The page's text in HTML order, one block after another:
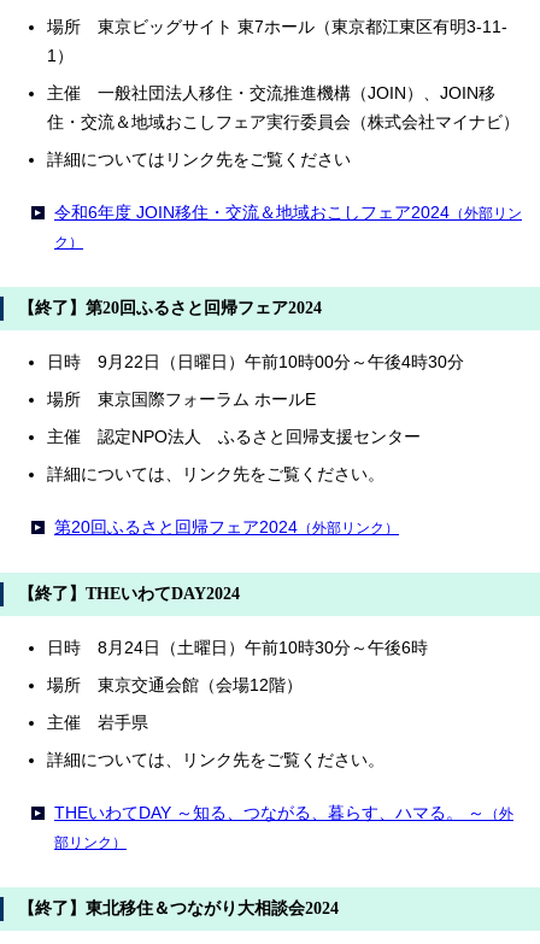
場所 東京ビッグサイト 東7ホール（東京都江東区有明3-11-
1）
主催 一般社団法人移住・交流推進機構（JOIN）、JOIN移
住・交流＆地域おこしフェア実行委員会（株式会社マイナビ）
詳細についてはリンク先をご覧ください
令和6年度 JOIN移住・交流＆地域おこしフェア2024 （外部リン
ク）
【終了】第20回ふるさと回帰フェア2024
日時 9月22日（日曜日）午前10時00分～午後4時30分
場所 東京国際フォーラム ホールE
主催 認定NPO法人 ふるさと回帰支援センター
詳細については、リンク先をご覧ください。
第20回ふるさと回帰フェア2024 （外部リンク）
【終了】THEいわてDAY2024
日時 8月24日（土曜日）午前10時30分～午後6時
場所 東京交通会館（会場12階）
主催 岩手県
詳細については、リンク先をご覧ください。
THEいわてDAY ～知る、つながる、暮らす、ハマる。 ～
（外
部リンク）
【終了】東北移住＆つながり大相談会2024